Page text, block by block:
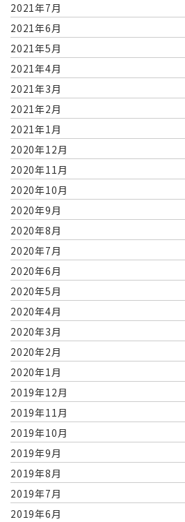
2021年7月
2021年6月
2021年5月
2021年4月
2021年3月
2021年2月
2021年1月
2020年12月
2020年11月
2020年10月
2020年9月
2020年8月
2020年7月
2020年6月
2020年5月
2020年4月
2020年3月
2020年2月
2020年1月
2019年12月
2019年11月
2019年10月
2019年9月
2019年8月
2019年7月
2019年6月